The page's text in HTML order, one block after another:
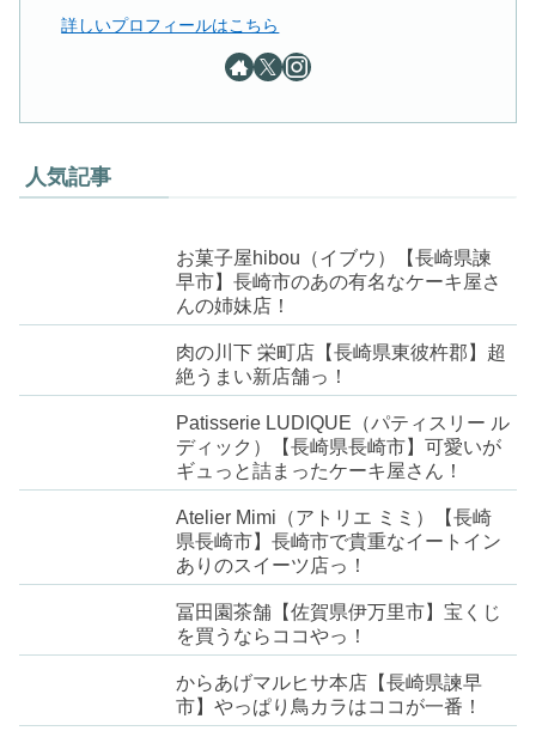
詳しいプロフィールはこちら
人気記事
お菓子屋hibou（イブウ）【長崎県諫
早市】長崎市のあの有名なケーキ屋さ
んの姉妹店！
肉の川下 栄町店【長崎県東彼杵郡】超
絶うまい新店舗っ！
Patisserie LUDIQUE（パティスリー ル
ディック）【長崎県長崎市】可愛いが
ギュっと詰まったケーキ屋さん！
Atelier Mimi（アトリエ ミミ）【長崎
県長崎市】長崎市で貴重なイートイン
ありのスイーツ店っ！
冨田園茶舗【佐賀県伊万里市】宝くじ
を買うならココやっ！
からあげマルヒサ本店【長崎県諫早
市】やっぱり鳥カラはココが一番！